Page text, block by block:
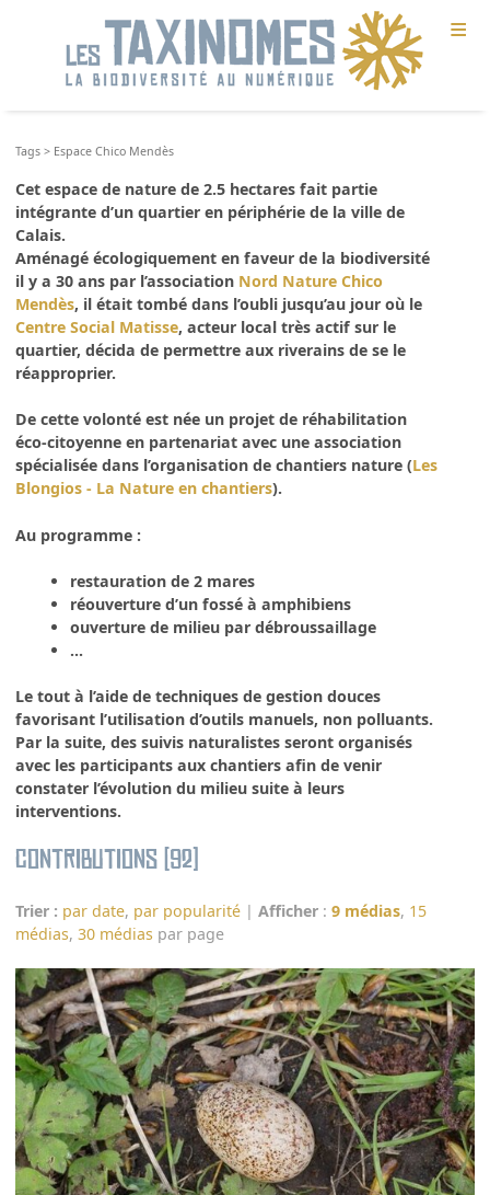
≡
Tags > Espace Chico Mendès
Cet espace de nature de 2.5 hectares fait partie
intégrante d’un quartier en périphérie de la ville de
Calais.
Aménagé écologiquement en faveur de la biodiversité
il y a 30 ans par l’association Nord Nature Chico
Mendès, il était tombé dans l’oubli jusqu’au jour où le
Centre Social Matisse, acteur local très actif sur le
quartier, décida de permettre aux riverains de se le
réapproprier.
De cette volonté est née un projet de réhabilitation
éco-citoyenne en partenariat avec une association
spécialisée dans l’organisation de chantiers nature (Les
Blongios - La Nature en chantiers).
Au programme :
restauration de 2 mares
réouverture d’un fossé à amphibiens
ouverture de milieu par débroussaillage
...
Le tout à l’aide de techniques de gestion douces
favorisant l’utilisation d’outils manuels, non polluants.
Par la suite, des suivis naturalistes seront organisés
avec les participants aux chantiers afin de venir
constater l’évolution du milieu suite à leurs
interventions.
Contributions (92)
Trier : par date, par popularité |Afficher :9 médias, 15
médias,30 médias par page